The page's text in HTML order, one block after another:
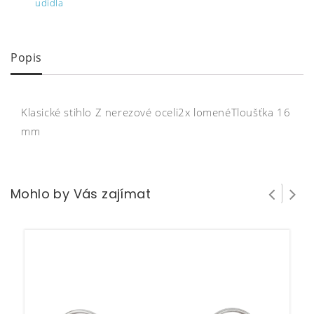
udidla
Popis
Klasické stihlo Z nerezové oceli2x lomenéTloušťka 16
mm
Mohlo by Vás zajímat